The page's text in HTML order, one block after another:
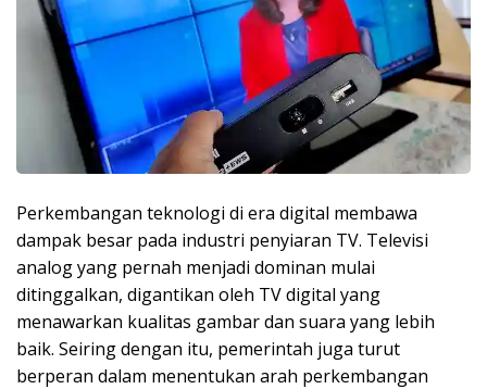
Perkembangan teknologi di era digital membawa
dampak besar pada industri penyiaran TV. Televisi
analog yang pernah menjadi dominan mulai
ditinggalkan, digantikan oleh TV digital yang
menawarkan kualitas gambar dan suara yang lebih
baik. Seiring dengan itu, pemerintah juga turut
berperan dalam menentukan arah perkembangan